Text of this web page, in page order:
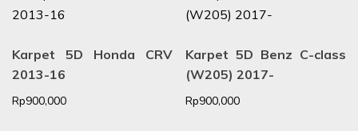
Karpet 5D Honda CRV
2013-16
Rp900,000
Karpet 5D Benz C-class
(W205) 2017-
Rp900,000